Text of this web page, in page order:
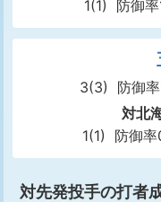
1(1)
防御
3(3) 防御
対北
1(1)
防御
対先発投手の打者